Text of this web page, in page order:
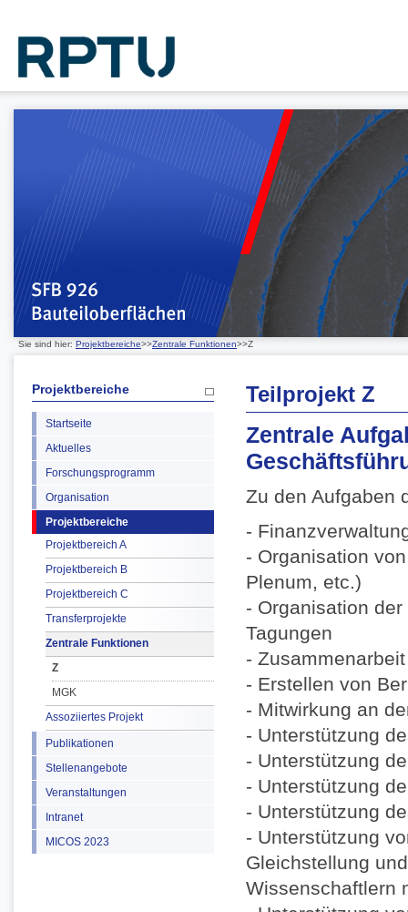
Sie sind hier: Projektbereiche>>Zentrale Funktionen>>Z
Projektbereiche
Startseite
Aktuelles
Forschungsprogramm
Organisation
Projektbereiche
Projektbereich A
Projektbereich B
Projektbereich C
Transferprojekte
Zentrale Funktionen
Z
MGK
Assoziiertes Projekt
Publikationen
Stellenangebote
Veranstaltungen
Intranet
MICOS 2023
Teilprojekt Z
Zentrale
Zu den Aufgaben
-
- Organisation
Plenum, etc.)
- Organisation
Tagungen
-
- Erstellen von
- Mitwirkung an
- Unterstützung
- Unterstützung
- Unterstützung
- Unterstützung
- Unterstützung
Gleichstellung
Wissenschaftlern